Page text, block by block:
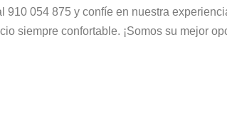
910 054 875 y confíe en nuestra
siempre confortable. ¡Somos su mejor